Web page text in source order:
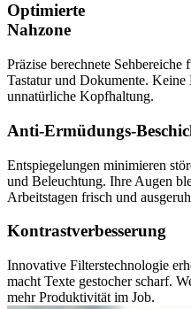
Optimierte
Nahzone
Präzise berechnete
Tastatur und Dokumente. Keine
unnatürliche Kopfhaltung.
Anti-Ermüdungs-
Entspiegelungen minimieren
und Beleuchtung. Ihre Augen
Arbeitstagen frisch und
Kontrast­verbesserung
Innovative Filterstechnologie
macht Texte gestocher scharf.
mehr Produktivität im Job.